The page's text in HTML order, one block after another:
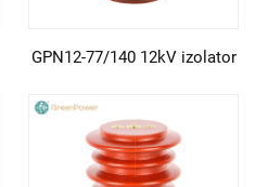
GPN12-77/140 12kV izolator